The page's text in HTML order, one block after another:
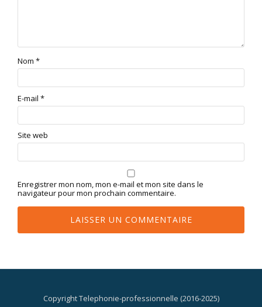
Nom *
E-mail *
Site web
Enregistrer mon nom, mon e-mail et mon site dans le
navigateur pour mon prochain commentaire.
Copyright Telephonie-professionnelle (2016-2025)